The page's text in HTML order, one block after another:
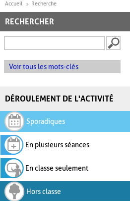
Accueil Recherche
RECHERCHER
Voir tous les mots-clés
DÉROULEMENT DE L'ACTIVITÉ
Sporadiques
En plusieurs séances
En classe seulement
Hors classe